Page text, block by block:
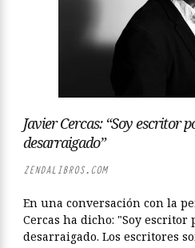
Javier Cercas: “Soy escritor
desarraigado”
ZENDALIBROS.COM
En una conversación con la
Cercas ha dicho: "Soy escritor
desarraigado. Los escritores